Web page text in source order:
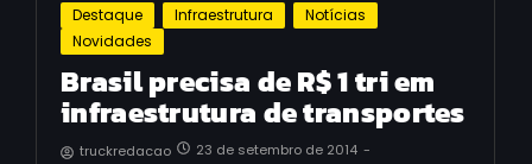
Destaque Infraestrutura
Notícias
Novidades
Brasil precisa de R$ 1 tri em
infraestrutura de transportes
truckredacao 23 de setembro de 2014 -